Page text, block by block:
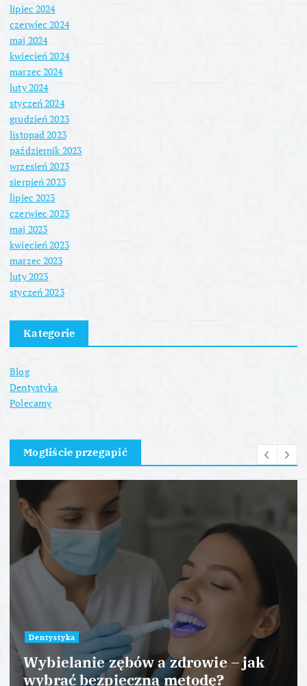
lipiec 2024
czerwiec 2024
maj 2024
kwiecień 2024
marzec 2024
luty 2024
styczeń 2024
grudzień 2023
listopad 2023
październik 2023
wrzesień 2023
sierpień 2023
lipiec 2023
czerwiec 2023
maj 2023
kwiecień 2023
marzec 2023
luty 2023
styczeń 2023
Kategorie
Blog
Dentystyka
Polecamy
Mogliście przegapić
Dentystyka
Wybielanie zębów a zdrowie – jak
wybrać bezpieczną metodę?